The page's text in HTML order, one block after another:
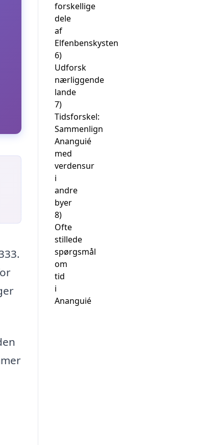
forskellige
dele
af
Elfenbenskysten
6)
Udforsk
nærliggende
lande
7)
Tidsforskel:
Sammenlign
Ananguié
med
verdensur
i
andre
byer
8)
Ofte
stillede
spørgsmål
om
tid
i
Ananguié